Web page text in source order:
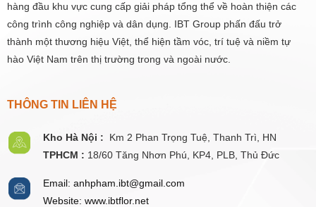
hàng đầu khu vực cung cấp giải pháp tổng thể về hoàn thiện các
công trình công nghiệp và dân dụng. IBT Group phấn đấu trở
thành một thương hiệu Việt, thể hiện tầm vóc, trí tuệ và niềm tự
hào Việt Nam trên thị trường trong và ngoài nước.
THÔNG TIN LIÊN HỆ
Kho Hà Nội : Km 2 Phan Trọng Tuệ, Thanh Trì, HN
TPHCM : 18/60 Tăng Nhơn Phú, KP4, PLB, Thủ Đức
Email: anhpham.ibt@gmail.com
Website: www.ibtflor.net